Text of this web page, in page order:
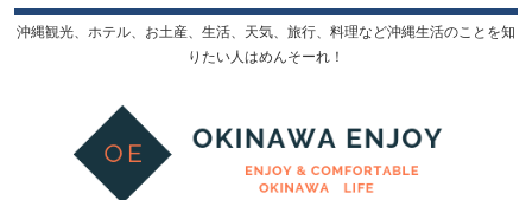
沖縄観光、ホテル、お土産、生活、天気、旅行、料理など沖縄生活のことを知
りたい人はめんそーれ！